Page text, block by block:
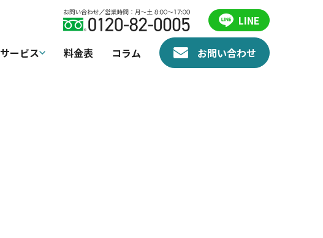
LINE
サービス 料金表 コラム お問い合わせ